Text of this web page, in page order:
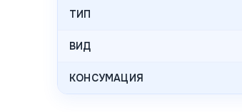
ТИП
ВИД
КОНСУМАЦИЯ